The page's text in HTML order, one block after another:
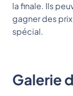
la finale. Ils
gagner des
spécial.
Galerie